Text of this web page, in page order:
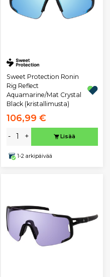
Sweet Protection Ronin
Rig Reflect
Aquamarine/Mat Crystal
Black (kristallimusta)
106,99 €
- + Lisää
1-2 arkipäivää